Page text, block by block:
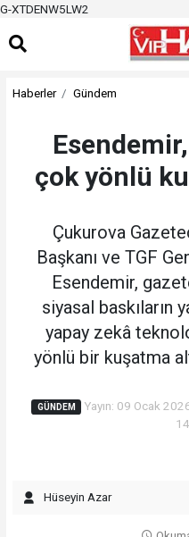
G-XTDENW5LW2
Haberler Gündem
çok yönlü
Çukurova
Başkanı ve TGF
Esendemir,
siyasal baskıların
yapay zekâ
yönlü bir kuşatma
GÜNDEM
Yayın: 09 Ocak
Hüseyin Azar